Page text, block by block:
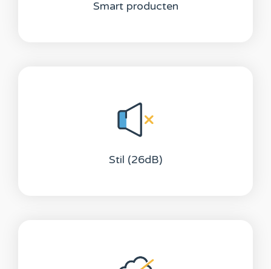
Smart producten
Stil (26dB)